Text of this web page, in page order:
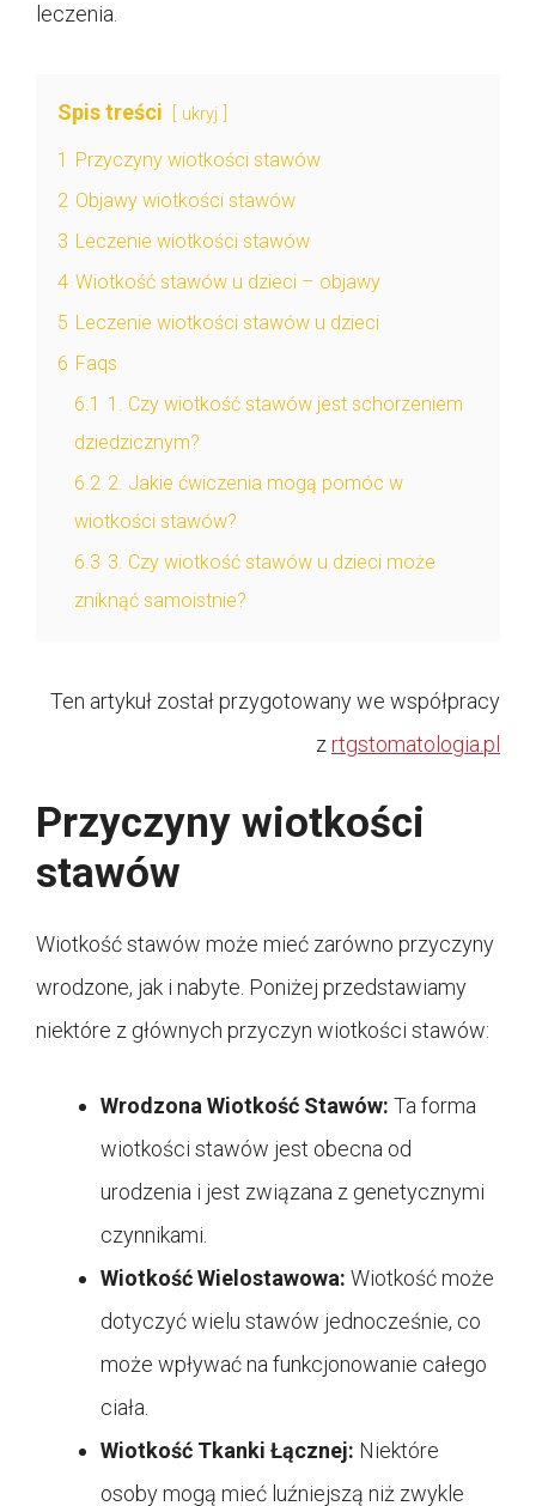
leczenia.
Spis treści ukryj
1
Przyczyny wiotkości stawów
2 Objawy wiotkości stawów
3 Leczenie wiotkości stawów
4 Wiotkość stawów u dzieci – objawy
5 Leczenie wiotkości stawów u dzieci
6 Faqs
6.1 1. Czy wiotkość stawów jest schorzeniem
dziedzicznym?
6.2 2. Jakie ćwiczenia mogą pomóc w
wiotkości stawów?
6.3 3. Czy wiotkość stawów u dzieci może
zniknąć samoistnie?
Ten artykuł został przygotowany we współpracy
zrtgstomatologia.pl
Przyczyny wiotkości
stawów
Wiotkość stawów może mieć zarówno przyczyny
wrodzone, jak i nabyte. Poniżej przedstawiamy
niektóre z głównych przyczyn wiotkości stawów:
Wrodzona Wiotkość Stawów: Ta forma
wiotkości stawów jest obecna od
urodzenia i jest związana z genetycznymi
czynnikami.
Wiotkość Wielostawowa: Wiotkość może
dotyczyć wielu stawów jednocześnie, co
może wpływać na funkcjonowanie całego
ciała.
Wiotkość Tkanki Łącznej: Niektóre
osoby mogą mieć luźniejszą niż zwykle